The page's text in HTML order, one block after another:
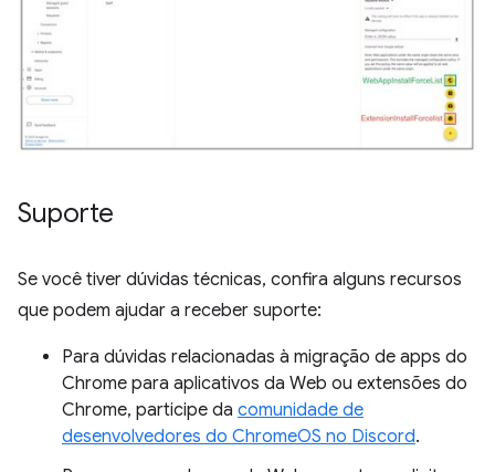
Suporte
Se você tiver dúvidas técnicas, confira alguns recursos
que podem ajudar a receber suporte:
Para dúvidas relacionadas à migração de apps do
Chrome para aplicativos da Web ou extensões do
Chrome, participe da comunidade de
desenvolvedores do ChromeOS no Discord.